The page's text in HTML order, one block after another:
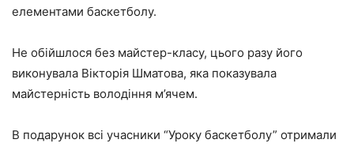
елементами баскетболу.
Не обійшлося без майстер-класу, цього разу його
виконувала Вікторія Шматова, яка показувала
майстерність володіння м’ячем.
В подарунок всі учасники “Уроку баскетболу” отримали